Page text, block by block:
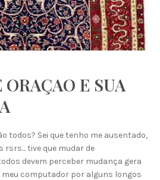
ORAÇAO E SUA
todos? Sei que tenho me ausentado,
tive que mudar de
devem perceber mudança gera
meu computador por alguns longos